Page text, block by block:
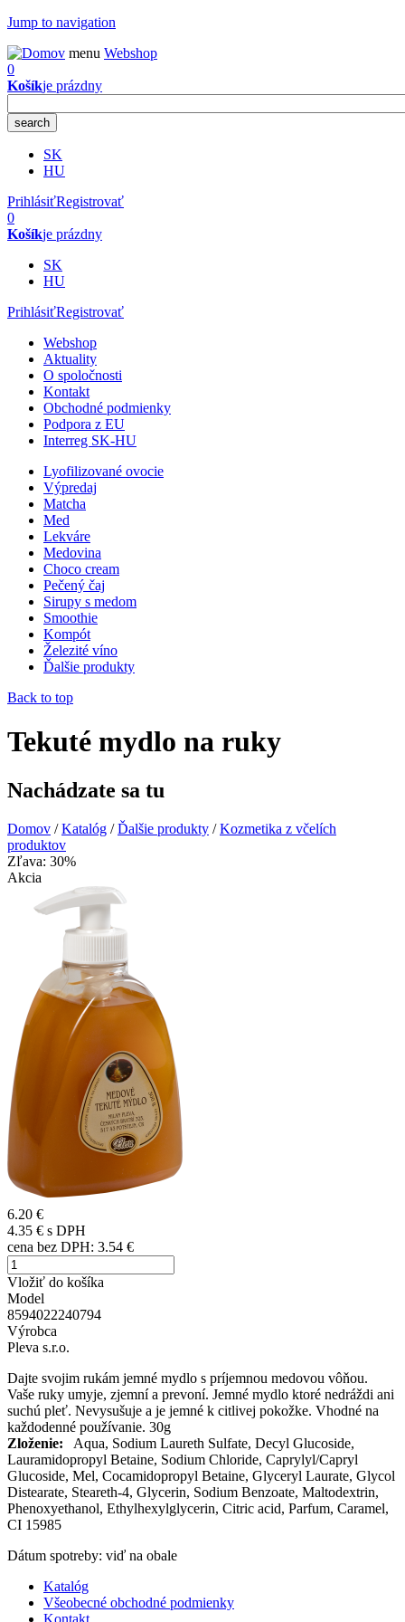
Jump to navigation
menu Webshop
0
Košíkje prázdny
SK
HU
PrihlásiťRegistrovať
0
Košíkje prázdny
SK
HU
PrihlásiťRegistrovať
Webshop
Aktuality
O spoločnosti
Kontakt
Obchodné podmienky
Podpora z EU
Interreg SK-HU
Lyofilizované ovocie
Výpredaj
Matcha
Med
Lekváre
Medovina
Choco cream
Pečený čaj
Sirupy s medom
Smoothie
Kompót
Železité víno
Ďalšie produkty
Back to top
Tekuté mydlo na ruky
Nachádzate sa tu
Domov /Katalóg /Ďalšie produkty /Kozmetika z včelích
produktov
Zľava: 30%
Akcia
6.20 €
4.35 € s DPH
cena bez DPH: 3.54 €
Vložiť do košíka
Model
8594022240794
Výrobca
Pleva s.r.o.
Dajte svojim rukám jemné mydlo s príjemnou medovou vôňou.
Vaše ruky umyje, zjemní a prevoní. Jemné mydlo ktoré nedráždi ani
suchú pleť. Nevysušuje a je jemné k citlivej pokožke. Vhodné na
každodenné používanie. 30g
Zloženie: Aqua, Sodium Laureth Sulfate, Decyl Glucoside,
Lauramidopropyl Betaine, Sodium Chloride, Caprylyl/Capryl
Glucoside, Mel, Cocamidopropyl Betaine, Glyceryl Laurate, Glycol
Distearate, Steareth-4, Glycerin, Sodium Benzoate, Maltodextrin,
Phenoxyethanol, Ethylhexylglycerin, Citric acid, Parfum, Caramel,
CI 15985
Dátum spotreby: viď na obale
Katalóg
Všeobecné obchodné podmienky
Kontakt